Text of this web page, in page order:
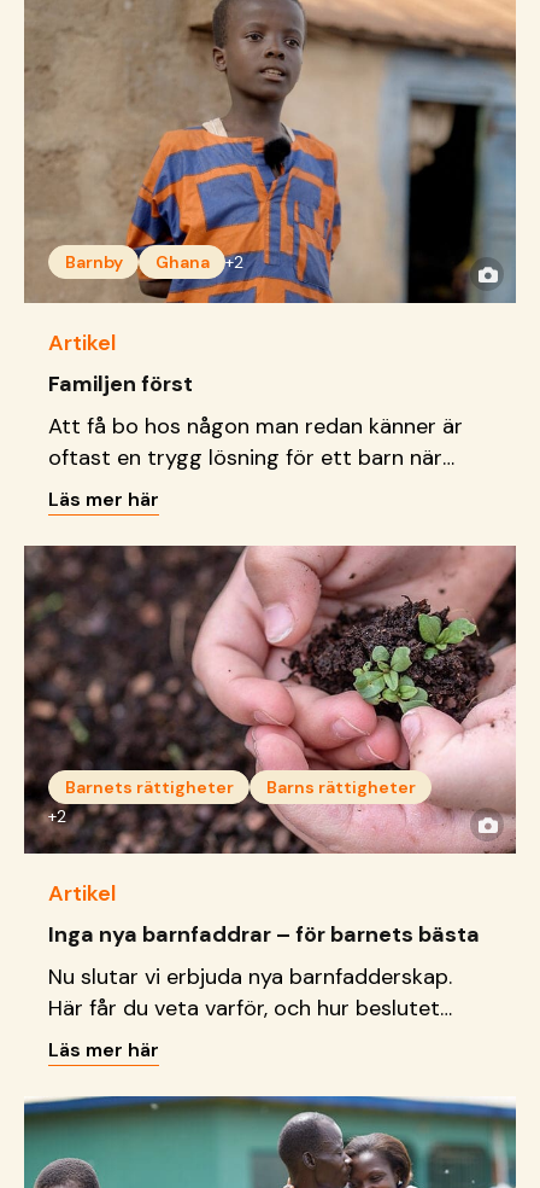
Barnby Ghana +2
Artikel
Familjen först
Att få bo hos någon man redan känner är
oftast en trygg lösning för ett barn när
föräldrars omsorg saknas. För Hamid blev
den tryggheten hans farmor.
Läs mer här
Barnets rättigheter
Barns rättigheter
+2
Artikel
Inga nya barnfaddrar – för barnets bästa
Nu slutar vi erbjuda nya barnfadderskap.
Här får du veta varför, och hur beslutet
stärker barnets rättigheter.
Läs mer här